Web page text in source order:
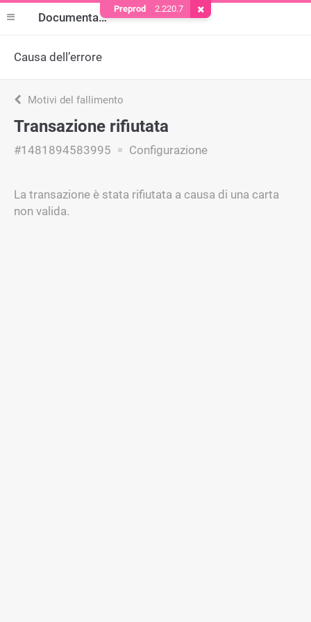
Documentazione
Causa dell’errore
Motivi del fallimento
Transazione rifiutata
#1481894583995 Configurazione
La transazione è stata rifiutata a causa di una carta
non valida.
Preprod 2.220.7 Rimuovere il cookie